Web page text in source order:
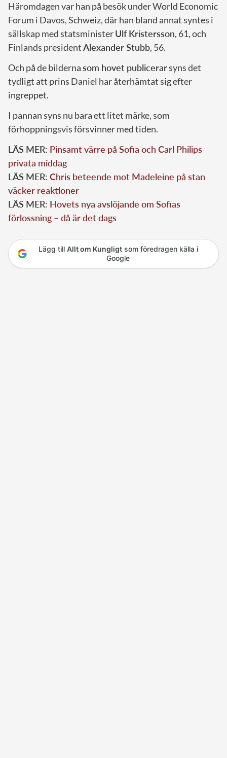
Häromdagen var han på besök under World Economic
Forum i Davos, Schweiz, där han bland annat syntes i
sällskap med statsministerUlf Kristersson, 61, och
Finlands presidentAlexander Stubb, 56.
Och på de bildernasom hovet publicerarsyns det
tydligt att prins Daniel har återhämtat sig efter
ingreppet.
I pannan syns nu bara ett litet märke, som
förhoppningsvis försvinner med tiden.
LÄS MER: Pinsamt värre på Sofia och Carl Philips
privata middag
LÄS MER: Chris beteende mot Madeleine på stan
väcker reaktioner
LÄS MER: Hovets nya avslöjande om Sofias
förlossning – då är det dags
Lägg till Allt om Kungligtsom föredragen källa i
Google